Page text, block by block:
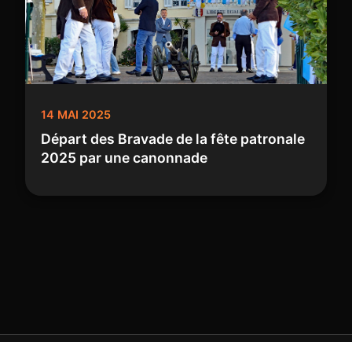
14 MAI 2025
Départ des Bravade de la fête patronale
2025 par une canonnade